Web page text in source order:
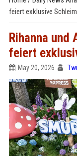
feiert exklusive
Rihanna und
feiert
May 20, 2026